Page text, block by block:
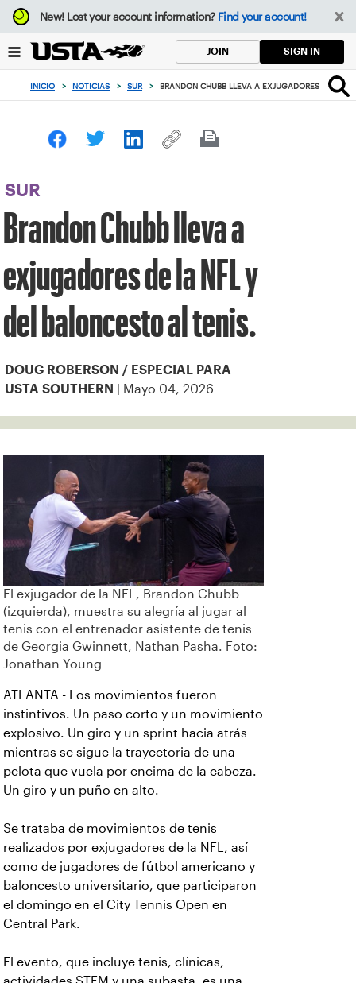
Enfoque
desde
botón
volver
principio
New!Lost your account information? Find your account!
JOIN SIGN IN
INICIO > NOTICIAS > SUR > BRANDON CHUBB LLEVA A EXJUGADORES DE LA
SUR
Brandon Chubb lleva a
exjugadores de la NFL y
del baloncesto al tenis.
DOUG ROBERSON / ESPECIAL PARA
USTA SOUTHERN | Mayo 04, 2026
El exjugador de la NFL, Brandon Chubb
(izquierda), muestra su alegría al jugar al
tenis con el entrenador asistente de tenis
de Georgia Gwinnett, Nathan Pasha. Foto:
Jonathan Young
ATLANTA - Los movimientos fueron
instintivos. Un paso corto y un movimiento
explosivo. Un giro y un sprint hacia atrás
mientras se sigue la trayectoria de una
pelota que vuela por encima de la cabeza.
Un giro y un puño en alto.
Se trataba de movimientos de tenis
realizados por exjugadores de la NFL, así
como de jugadores de fútbol americano y
baloncesto universitario, que participaron
el domingo en el City Tennis Open en
Central Park.
El evento, que incluye tenis, clínicas,